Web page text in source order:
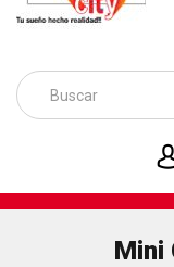
Mini